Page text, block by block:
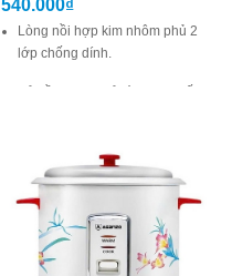
540.000₫
Lòng nồi hợp kim nhôm phủ 2
lớp chống dính.
Mâm nhiệt lớn, nấu chín nhanh